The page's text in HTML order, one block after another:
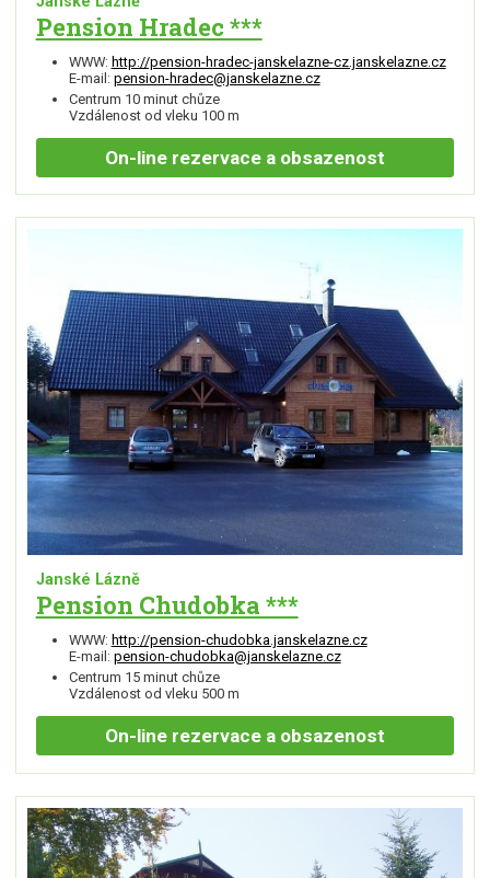
Pension Hradec ***
WWW: http://pension-hradec-janskelazne-cz.janskelazne.cz
E-mail: pension-hradec@janskelazne.cz
Centrum 10 minut chůze
Vzdálenost od vleku 100 m
On-line rezervace a obsazenost
Janské Lázně
Pension Chudobka ***
WWW: http://pension-chudobka.janskelazne.cz
E-mail: pension-chudobka@janskelazne.cz
Centrum 15 minut chůze
Vzdálenost od vleku 500 m
On-line rezervace a obsazenost